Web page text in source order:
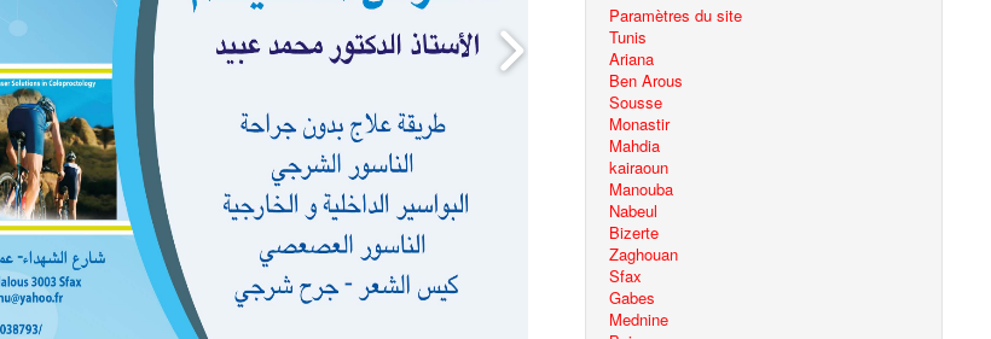
Paramètres du site
Tunis
Ariana
Ben Arous
Sousse
Monastir
Mahdia
kairaoun
Manouba
Nabeul
Bizerte
Zaghouan
Sfax
Gabes
Mednine